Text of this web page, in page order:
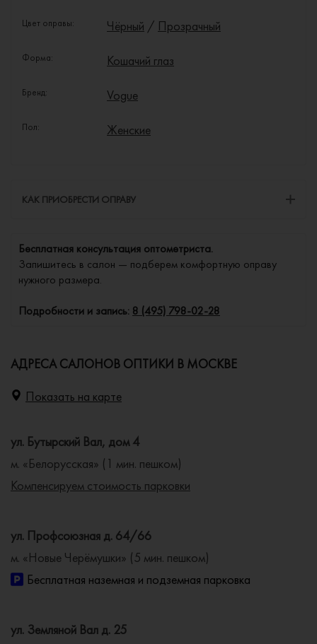
Цвет оправы: Чёрный / Прозрачный
Форма: Кошачий глаз
Бренд: Vogue
Пол: Женские
КАК ПРИОБРЕСТИ ОПРАВУ
Бесплатная консультация оптометриста.
Запишитесь в салон — подберем комфортную оправу
нужного размера.
Подробности и запись: 8 (495) 798-02-28
АДРЕСА САЛОНОВ ОПТИКИ В МОСКВЕ
Показать на карте
ул. Бутырский Вал, дом 4
м. «Белорусская» (1 мин. пешком)
Компенсируем стоимость парковки
ул. Профсоюзная д. 64/66
м. «Новые Черёмушки» (5 мин. пешком)
Бесплатная наземная и подземная парковка
ул. Земляной Вал д. 25